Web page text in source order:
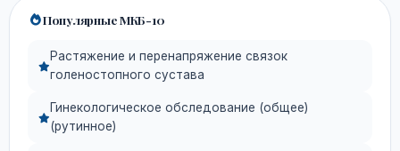
Популярные МКБ-10
Растяжение и перенапряжение связок
голеностопного сустава
Гинекологическое обследование (общее)
(рутинное)